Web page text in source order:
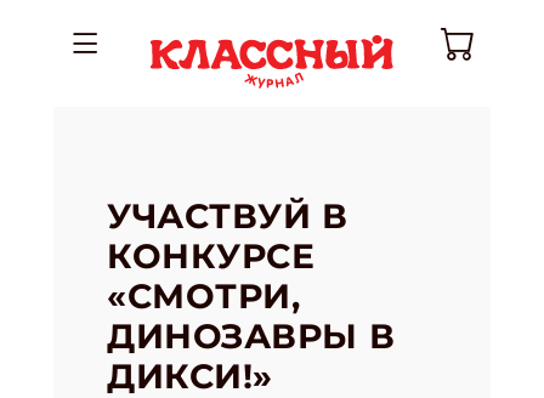
УЧАСТВУЙ В
КОНКУРСЕ
«СМОТРИ,
ДИНОЗАВРЫ В
ДИКСИ!»